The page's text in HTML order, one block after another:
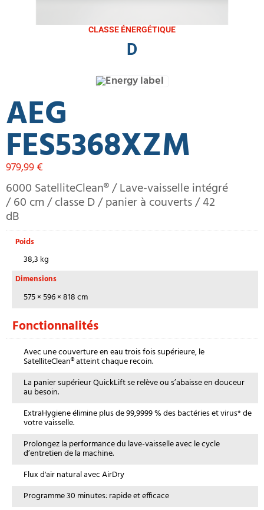
CLASSE ÉNERGÉTIQUE
D
AEG
FES5368XZM
979,99€
6000 SatelliteClean® / Lave-vaisselle intégré
/ 60 cm / classe D / panier à couverts / 42
dB
Poids
38,3 kg
Dimensions
575 × 596 × 818 cm
Fonctionnalités
Avec une couverture en eau trois fois supérieure, le
SatelliteClean® atteint chaque recoin.
La panier supérieur QuickLift se relève ou s’abaisse en douceur
au besoin.
ExtraHygiene élimine plus de 99,9999 % des bactéries et virus* de
votre vaisselle.
Prolongez la performance du lave-vaisselle avec le cycle
d’entretien de la machine.
Flux d'air natural avec AirDry
Programme 30 minutes: rapide et efficace